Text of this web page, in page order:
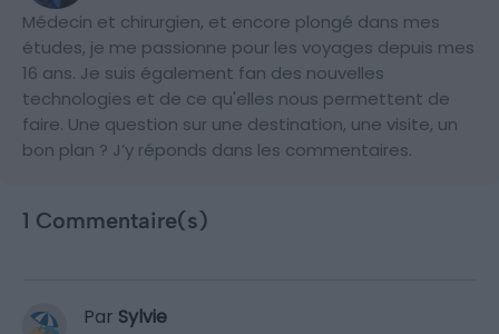
Médecin et chirurgien, et encore plongé dans mes
études, je me passionne pour les voyages depuis mes
16 ans. Je suis également fan des nouvelles
technologies et de ce qu'elles nous permettent de
faire. Une question sur une destination, une visite, un
bon plan ? J’y réponds dans les commentaires.
1 Commentaire(s)
Par Sylvie